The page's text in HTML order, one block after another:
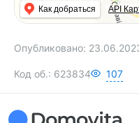
Как добраться API
Опубликовано:
Код об.: 623834 107